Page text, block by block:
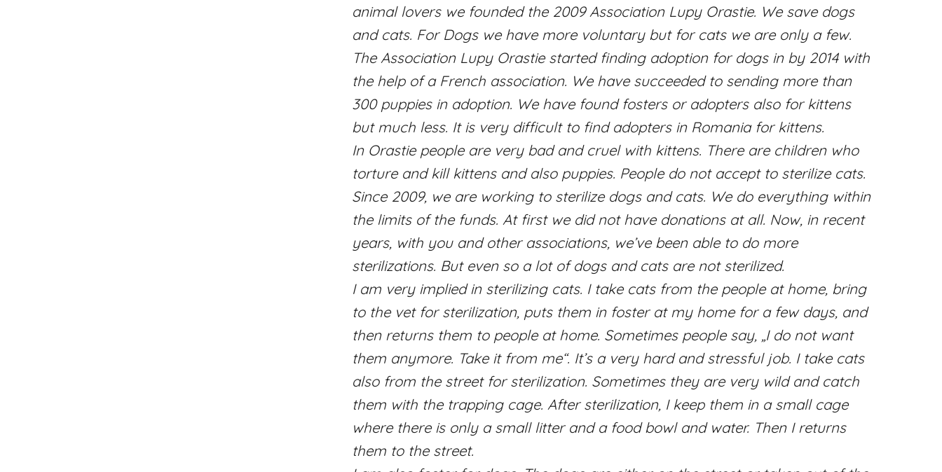
animal lovers we founded the 2009 Association Lupy Orastie. We save dogs
and cats. For Dogs we have more voluntary but for cats we are only a few.
The Association Lupy Orastie started finding adoption for dogs in by 2014 with
the help of a French association. We have succeeded to sending more than
300 puppies in adoption. We have found fosters or adopters also for kittens
but much less. It is very difficult to find adopters in Romania for kittens.
In Orastie people are very bad and cruel with kittens. There are children who
torture and kill kittens and also puppies. People do not accept to sterilize cats.
Since 2009, we are working to sterilize dogs and cats. We do everything within
the limits of the funds. At first we did not have donations at all. Now, in recent
years, with you and other associations, we’ve been able to do more
sterilizations. But even so a lot of dogs and cats are not sterilized.
I am very implied in sterilizing cats. I take cats from the people at home, bring
to the vet for sterilization, puts them in foster at my home for a few days, and
then returns them to people at home. Sometimes people say, „I do not want
them anymore. Take it from me“. It’s a very hard and stressful job. I take cats
also from the street for sterilization. Sometimes they are very wild and catch
them with the trapping cage. After sterilization, I keep them in a small cage
where there is only a small litter and a food bowl and water. Then I returns
them to the street.